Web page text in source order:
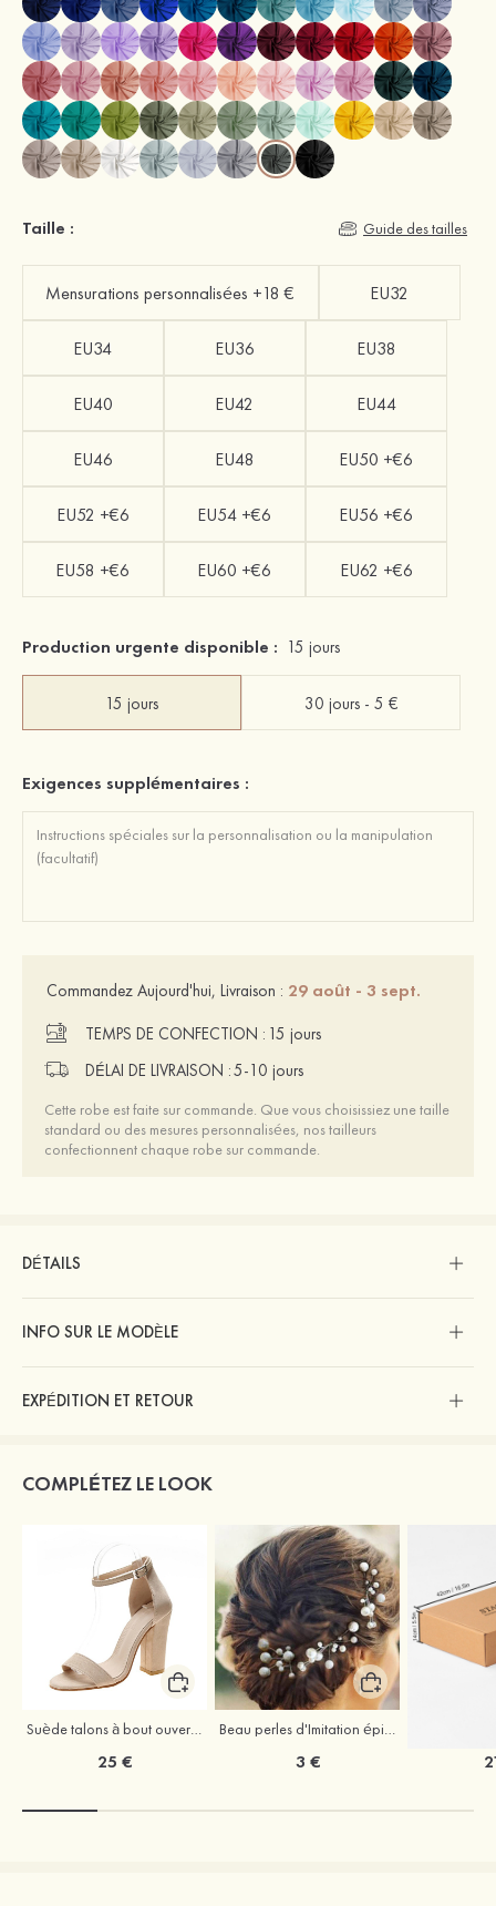
Taille : Guide des tailles
Mensurations personnalisées +18 € EU32
EU34 EU36 EU38
EU40 EU42 EU44
EU46 EU48 EU50 +€6
EU52 +€6 EU54 +€6 EU56 +€6
EU58 +€6 EU60 +€6 EU62 +€6
Production urgente disponible : 15 jours
15 jours 30 jours - 5 €
Exigences supplémentaires :
Commandez Aujourd'hui, Livraison : 29 août - 3 sept.
TEMPS DE CONFECTION : 15 jours
DÉLAI DE LIVRAISON :5-10 jours
Cette robe est faite sur commande. Que vous choisissiez une taille
standard ou des mesures personnalisées, nos tailleurs
confectionnent chaque robe sur commande.
DÉTAILS
INFO SUR LE MODÈLE
EXPÉDITION ET RETOUR
COMPLÉTEZ LE LOOK
Suède talons à bout ouvert sandales talon bottier chaussures pour les soirées
25 €
Beau perles d'Imitation épingles à cheveux coiffe
3 €